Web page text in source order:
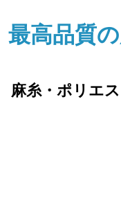
最高品質
麻糸・ポリエ